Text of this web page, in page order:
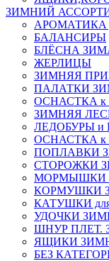
ЗИМНИЙ
АРОМАТИКА
БАЛАНСИРЫ
БЛЁСНА
ЖЕРЛИЦЫ
ЗИМНЯЯ
ПАЛАТКИ
ОСНАСТКА
ЗИМНЯЯ
ЛЕДОБУРЫ
ОСНАСТКА к
ПОПЛАВКИ
СТОРОЖКИ
МОРМЫШКИ
КОРМУШКИ
КАТУШКИ
УДОЧКИ
ШНУР ПЛЕТ.
ЯЩИКИ
БЕЗ